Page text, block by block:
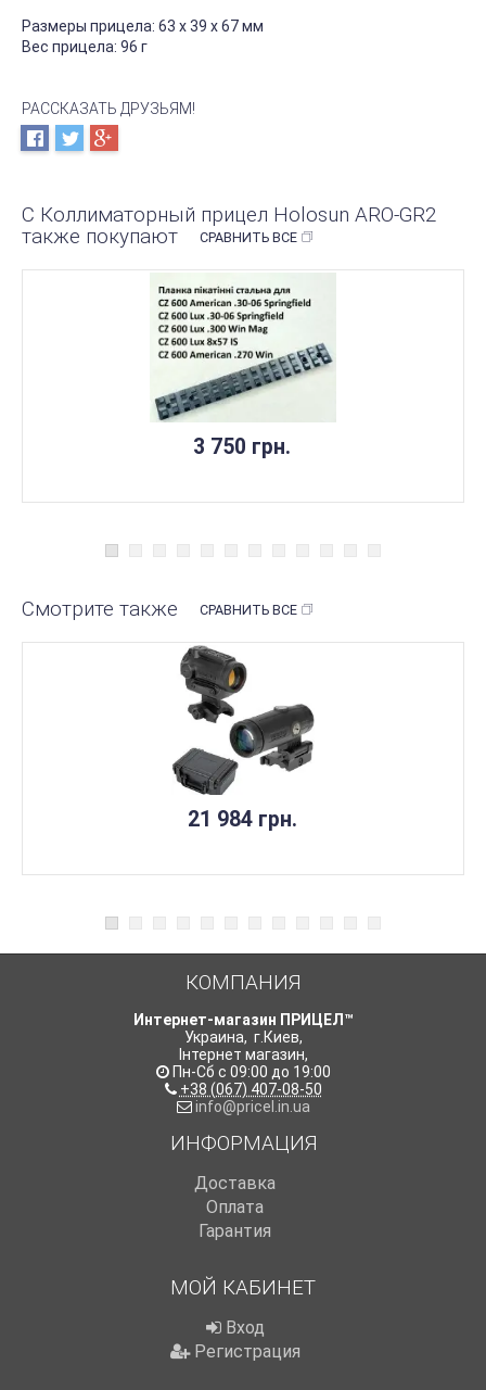
Размеры прицела: 63 x 39 x 67 мм
Вес прицела: 96 г
РАССКАЗАТЬ ДРУЗЬЯМ!
С Коллиматорный прицел Holosun ARO-GR2
также покупают
СРАВНИТЬ ВСЕ
3 750 грн.
Смотрите также СРАВНИТЬ ВСЕ
21 984 грн.
КОМПАНИЯ
Интернет-магазин ПРИЦЕЛ™
Украина, г.Киев,
Інтернет магазин,
Пн-Сб с 09:00 до 19:00
+38 (067) 407-08-50
info@pricel.in.ua
ИНФОРМАЦИЯ
Доставка
Оплата
Гарантия
МОЙ КАБИНЕТ
Вход
Регистрация